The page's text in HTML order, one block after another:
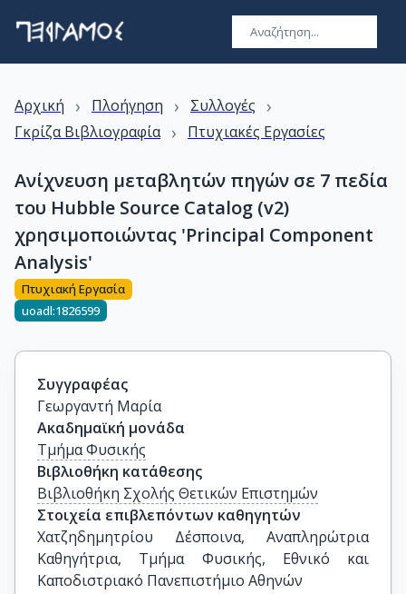
Αρχική › Πλοήγηση › Συλλογές ›
Γκρίζα Βιβλιογραφία › Πτυχιακές Εργασίες
Ανίχνευση μεταβλητών πηγών σε 7 πεδία
του Hubble Source Catalog (v2)
χρησιμοποιώντας 'Principal Component
Analysis'
Πτυχιακή Εργασία
uoadl:1826599
Συγγραφέας
Γεωργαντή Μαρία
Ακαδημαϊκή μονάδα
Τμήμα Φυσικής
Βιβλιοθήκη κατάθεσης
Βιβλιοθήκη Σχολής Θετικών Επιστημών
Στοιχεία επιβλεπόντων καθηγητών
Χατζηδημητρίου Δέσποινα, Αναπληρώτρια
Καθηγήτρια, Τμήμα Φυσικής, Εθνικό και
Καποδιστριακό Πανεπιστήμιο Αθηνών